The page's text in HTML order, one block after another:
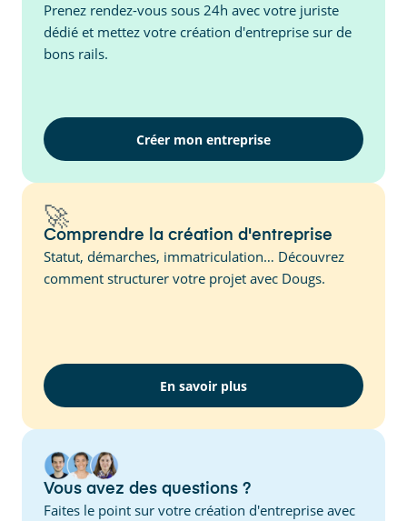
Prenez rendez-vous sous 24h avec votre juriste
dédié et mettez votre création d'entreprise sur de
bons rails.
Créer mon entreprise
🚀
Comprendre la création d'entreprise
Statut, démarches, immatriculation… Découvrez
comment structurer votre projet avec Dougs.
En savoir plus
Vous avez des questions ?
Faites le point sur votre création d'entreprise avec